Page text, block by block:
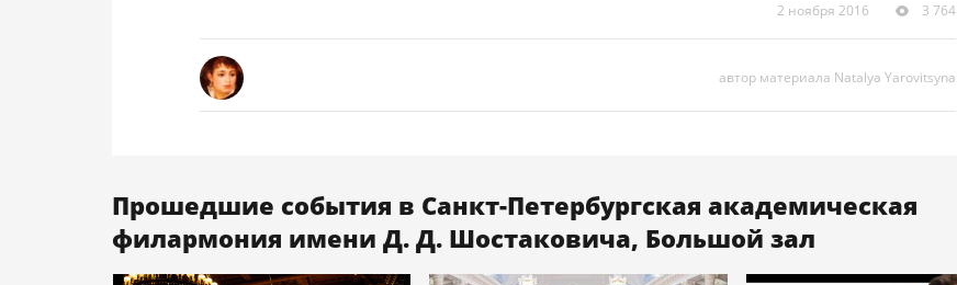
2 ноября 2016 3 764
автор материала Natalya Yarovitsyna
Прошедшие события в Санкт-Петербургская академическая
филармония имени Д. Д. Шостаковича, Большой зал